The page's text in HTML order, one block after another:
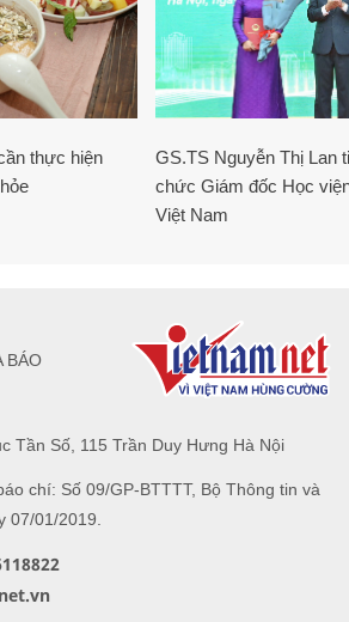
thực hiện
GS.TS Nguyễn Thị Lan
chức Giám đốc Học
Việt Nam
Tần Số, 115 Trần Duy Hưng Hà Nội
chí: Số 09/GP-BTTTT, Bộ Thông tin và
07/01/2019.
BÁO